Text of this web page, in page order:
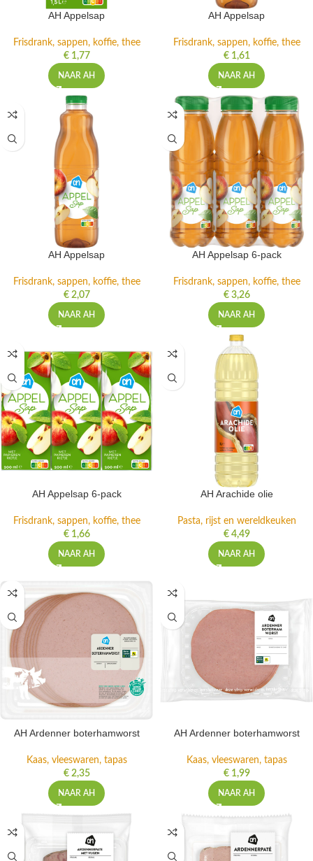
AH Appelsap
Frisdrank, sappen, koffie, thee
€1,77
NAAR AH
AH Appelsap
Frisdrank, sappen, koffie, thee
€1,61
NAAR AH
AH Appelsap
Frisdrank, sappen, koffie, thee
€2,07
NAAR AH
AH Appelsap 6-pack
Frisdrank, sappen, koffie, thee
€3,26
NAAR AH
AH Appelsap 6-pack
Frisdrank, sappen, koffie, thee
€1,66
NAAR AH
AH Arachide olie
Pasta, rijst en wereldkeuken
€4,49
NAAR AH
AH Ardenner boterhamworst
Kaas, vleeswaren, tapas
€2,35
NAAR AH
AH Ardenner boterhamworst
Kaas, vleeswaren, tapas
€1,99
NAAR AH